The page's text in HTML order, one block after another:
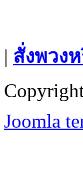
| สั่งพวง
Joomla